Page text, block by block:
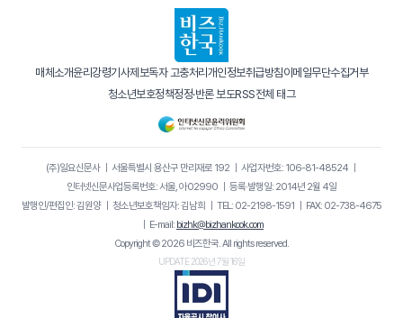
매체소개윤리강령기사제보독자 고충처리개인정보취급방침이메일무단수집거부
청소년보호정책정정·반론 보도RSS전체 태그
(주)일요신문사｜ 서울특별시 용산구 만리재로 192｜ 사업자번호: 106-81-48524｜
인터넷신문사업등록번호: 서울, 아02990
등록·발행일: 2014년 2월 4일
발행인/편집인: 김원양｜ 청소년보호책임자: 김남희 TEL: 02-2198-1591
FAX: 02-738-4675
E-mail: bizhk@bizhankook.com
Copyright © 2026 비즈한국. All rights reserved.
UPDATE 2026년 7월 16일